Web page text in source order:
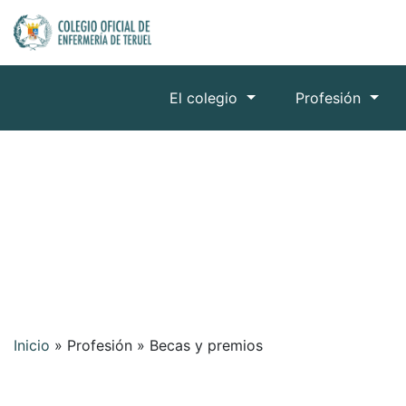
El colegio Profesión
Inicio » Profesión » Becas y premios